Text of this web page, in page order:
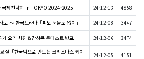
국제전람회 in TOKYO 2024-2025 24-12-13 4858
보 ～ 한국드라마「피도 눈물도 없이」 24-12-08 3447
기 요리 사진＆감상문 콘테스트 발표 24-12-06 3474
실「한국떡으로 만드는 크리스마스 케이
24-12-05 4151